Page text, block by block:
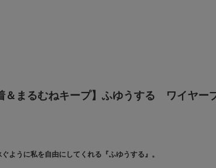
＆まるむねキープ】ふゆうする ワイヤー
ように私を自由にしてくれる『ふゆうする』。